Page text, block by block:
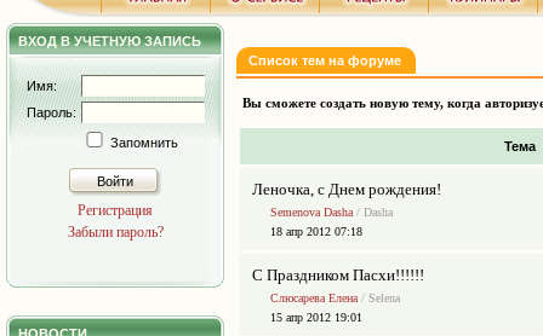
ВХОД В УЧЕТНУЮ ЗАПИСЬ
Имя:
Пароль:
Запомнить
Войти
Регистрация
Забыли пароль?
Список тем на форуме
Вы сможете создать новую тему, когда
Тема
Леночка, с Днем рождения!
Semenova Dasha / Dasha
18 апр 2012 07:18
C Праздником Пасхи!!!!!!
Слюсарева Елена / Selena
15 апр 2012 19:01